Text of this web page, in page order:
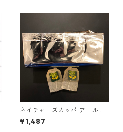
ネイチャーズカッパ アールグ
レイ 60ティーバッグ ＊外箱
なし
¥1,487